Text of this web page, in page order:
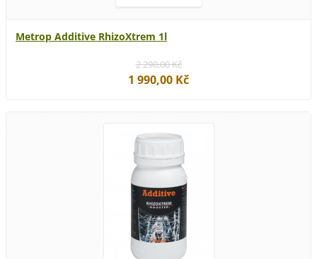
Metrop Additive RhizoXtrem 1l
2 290,00 Kč
1 990,00 Kč